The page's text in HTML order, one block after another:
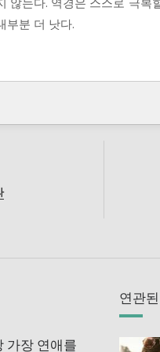
부분 더 낫다.
가장 연애를
연관